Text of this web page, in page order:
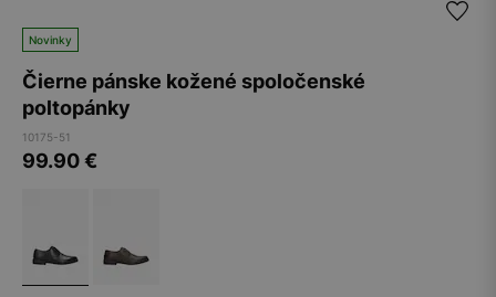
Novinky
Čierne pánske kožené spoločenské
poltopánky
10175-51
99.90€